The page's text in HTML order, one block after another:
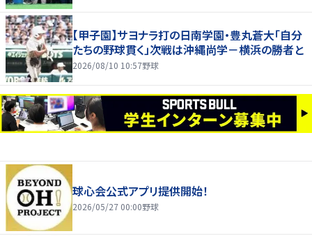
【甲子園】サヨナラ打の日南学園・豊丸蒼大「自分
たちの野球貫く」次戦は沖縄尚学－横浜の勝者と
2026/08/10 10:57野球
球心会公式アプリ提供開始！
2026/05/27 00:00野球